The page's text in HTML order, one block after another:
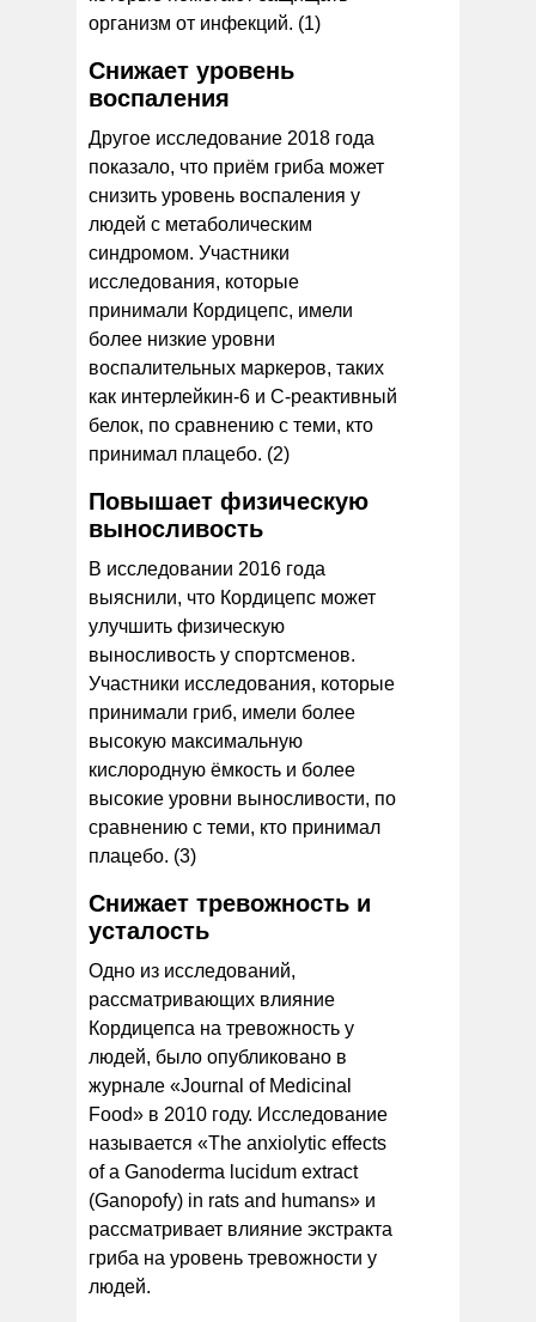
организм от инфекций. (1)
Снижает уровень
воспаления
Другое исследование 2018 года
показало, что приём гриба может
снизить уровень воспаления у
людей с метаболическим
синдромом. Участники
исследования, которые
принимали Кордицепс, имели
более низкие уровни
воспалительных маркеров, таких
как интерлейкин-6 и С-реактивный
белок, по сравнению с теми, кто
принимал плацебо. (2)
Повышает физическую
выносливость
В исследовании 2016 года
выяснили, что Кордицепс может
улучшить физическую
выносливость у спортсменов.
Участники исследования, которые
принимали гриб, имели более
высокую максимальную
кислородную ёмкость и более
высокие уровни выносливости, по
сравнению с теми, кто принимал
плацебо. (3)
Снижает тревожность и
усталость
Одно из исследований,
рассматривающих влияние
Кордицепса на тревожность у
людей, было опубликовано в
журнале «Journal of Medicinal
Food» в 2010 году. Исследование
называется «The anxiolytic effects
of a Ganoderma lucidum extract
(Ganopofy) in rats and humans» и
рассматривает влияние экстракта
гриба на уровень тревожности у
людей.